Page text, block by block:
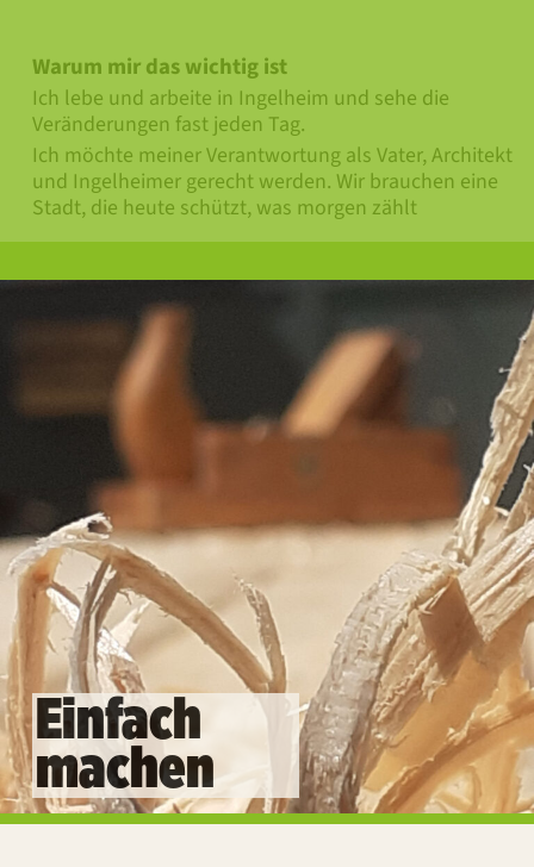
Warum mir das wichtig ist
Ich lebe und arbeite in Ingelheim und sehe die
Veränderungen fast jeden Tag.
Ich möchte meiner Verantwortung als Vater, Architekt
und Ingelheimer gerecht werden. Wir brauchen eine
Stadt, die heute schützt, was morgen zählt
Einfach
machen